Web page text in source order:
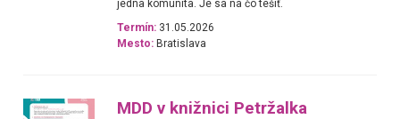
jedna komunita. Je sa na čo tešiť.
Termín: 31.05.2026
Mesto: Bratislava
MDD v knižnici Petržalka